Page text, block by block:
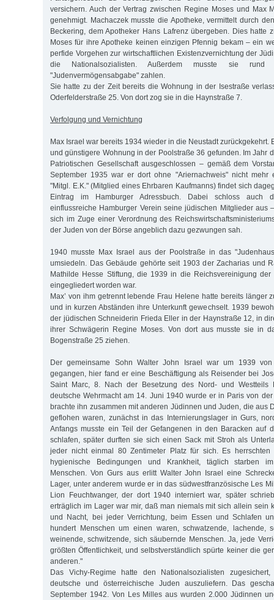
versichern. Auch der Vertrag zwischen Regine Moses und Max
genehmigt. Machaczek musste die Apotheke, vermittelt durch
Beckering, dem Apotheker Hans Lafrenz übergeben. Dies hatte
Moses für ihre Apotheke keinen einzigen Pfennig bekam – ein
perfide Vorgehen zur wirtschaftlichen Existenzvernichtung der
die Nationalsozialisten. Außerdem musste sie rund
"Judenvermögensabgabe" zahlen.
Sie hatte zu der Zeit bereits die Wohnung in der Isestraße
Oderfelderstraße 25. Von dort zog sie in die Haynstraße 7.
Verfolgung und Vernichtung
Max Israel war bereits 1934 wieder in die Neustadt zurückgekehrt.
und günstigere Wohnung in der Poolstraße 36 gefunden. Im Jahr
Patriotischen Gesellschaft ausgeschlossen – gemäß dem
September 1935 war er dort ohne "Ariernachweis" nicht mehr
"Mitgl. E.K." (Mitglied eines Ehrbaren Kaufmanns) findet sich
Eintrag im Hamburger Adressbuch. Dabei schloss auch
einflussreiche Hamburger Verein seine jüdischen Mitglieder aus
sich im Zuge einer Verordnung des
der Juden von der Börse angeblich dazu gezwungen sah.
1940 musste Max Israel aus der Poolstraße in das
umsiedeln. Das Gebäude gehörte seit 1903 der Zacharias und
Mathilde Hesse Stiftung, die 1939 in die Reichsvereinigung
eingegliedert worden war.
Max’ von ihm getrennt lebende Frau Helene hatte bereits länger
und in kurzen Abständen ihre Unterkunft gewechselt. 1939
der jüdischen Schneiderin Frieda Eller in der Haynstraße 12, in
ihrer Schwägerin Regine Moses. Von dort aus musste sie in
Bogenstraße 25 ziehen.
Der gemeinsame Sohn Walter John Israel war um 1939
gegangen, hier fand er eine Beschäftigung als Reisender bei
Saint Marc, 8. Nach der Besetzung des Nord- und Westteils
deutsche Wehrmacht am 14. Juni 1940 wurde er in Paris von
brachte ihn zusammen mit anderen Jüdinnen und Juden, die aus
geflohen waren, zunächst in das Internierungslager in Gurs,
Anfangs musste ein Teil der Gefangenen in den Baracken auf
schlafen, später durften sie sich einen Sack mit Stroh als
jeder nicht einmal 80 Zentimeter Platz für sich. Es herrschten
hygienische Bedingungen und Krankheit, täglich starben
Menschen. Von Gurs aus erlitt Walter John Israel eine
Lager, unter anderem wurde er in das südwestfranzösische Les
Lion Feuchtwanger, der dort 1940 interniert war, später
erträglich im Lager war mir, daß man niemals mit sich allein sein
und Nacht, bei jeder Verrichtung, beim Essen und Schlafen
hundert Menschen um einen waren, schwatzende, lachende,
weinende, schwitzende, sich säubernde Menschen. Ja, jede
größten Öffentlichkeit, und selbstverständlich spürte keiner die
anderen."
Das Vichy-Regime hatte den Nationalsozialisten
deutsche und österreichische Juden auszuliefern. Das
September 1942. Von Les Milles aus wurden 2.000 Jüdinnen